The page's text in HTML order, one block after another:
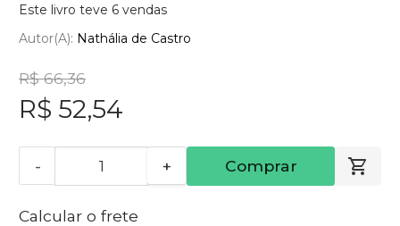
Este livro teve 6 vendas
Autor(a): Nathália de Castro
R$ 66,36
R$ 52,54
- + Comprar
Calcular o frete